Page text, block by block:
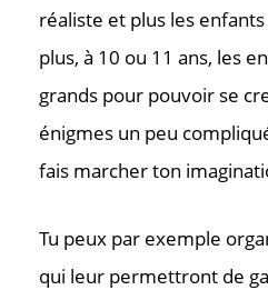
réaliste et plus les
plus, à 10 ou 11 ans, les
grands pour pouvoir se
énigmes un peu
fais marcher ton
Tu peux par exemple
qui leur permettront de